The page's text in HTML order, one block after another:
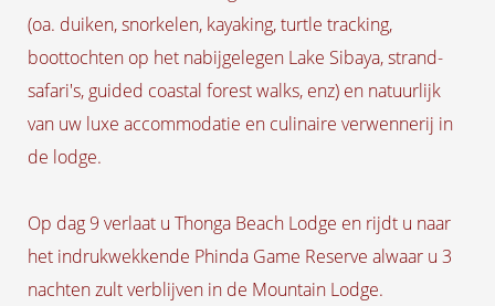
(oa. duiken, snorkelen, kayaking, turtle tracking,
boottochten op het nabijgelegen Lake Sibaya, strand-
safari's, guided coastal forest walks, enz) en natuurlijk
van uw luxe accommodatie en culinaire verwennerij in
de lodge.
Op dag 9 verlaat u Thonga Beach Lodge en rijdt u naar
het indrukwekkende Phinda Game Reserve alwaar u 3
nachten zult verblijven in de Mountain Lodge.